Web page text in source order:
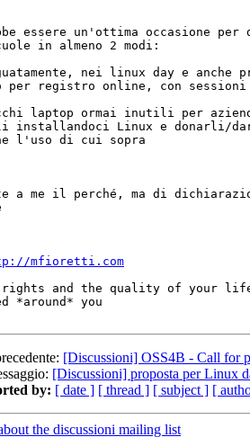
essere un'ottima occasione
in almeno 2 modi:
nei linux day e anche
per registro online, con sessioni
laptop ormai inutili per
installandoci Linux e donarli/
l'uso di cui sopra
a me il perché, ma di
mfioretti.com
and the quality of your life
*around* you
[Discussioni] OSS4B - Call for
[Discussioni] proposta per Linux
by: [ date ] [ thread ] [ subject ] [
the discussioni mailing list